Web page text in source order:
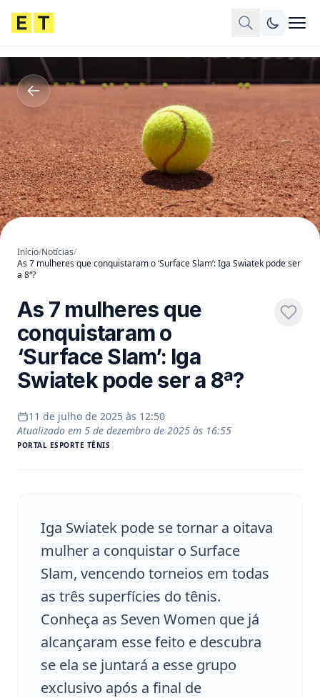
Início/Notícias/
As 7 mulheres que conquistaram o ‘Surface Slam’: Iga Swiatek pode ser
a 8ª?
As 7 mulheres que
conquistaram o
‘Surface Slam’: Iga
Swiatek pode ser a 8ª?
11 de julho de 2025 às 12:50
Atualizado em 5 de dezembro de 2025 às 16:55
PORTAL ESPORTE TÊNIS
Iga Swiatek pode se tornar a oitava
mulher a conquistar o Surface
Slam, vencendo torneios em todas
as três superfícies do tênis.
Conheça as Seven Women que já
alcançaram esse feito e descubra
se ela se juntará a esse grupo
exclusivo após a final de